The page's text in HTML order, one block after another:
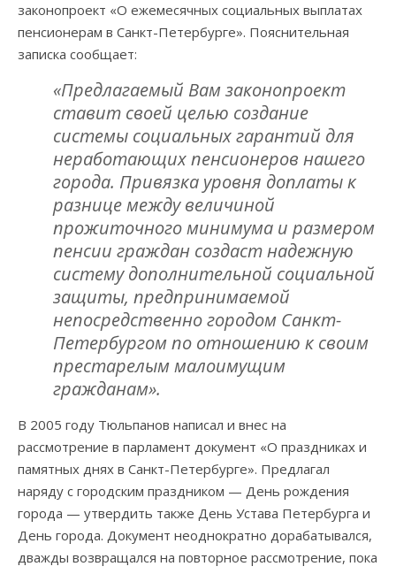
законопроект «О ежемесячных социальных выплатах
пенсионерам в Санкт-Петербурге». Пояснительная
записка сообщает:
«Предлагаемый Вам законопроект
ставит своей целью создание
системы социальных гарантий для
неработающих пенсионеров нашего
города. Привязка уровня доплаты к
разнице между величиной
прожиточного минимума и размером
пенсии граждан создаст надежную
систему дополнительной социальной
защиты, предпринимаемой
непосредственно городом Санкт-
Петербургом по отношению к своим
престарелым малоимущим
гражданам».
В 2005 году Тюльпанов написал и внес на
рассмотрение в парламент документ «О праздниках и
памятных днях в Санкт-Петербурге». Предлагал
наряду с городским праздником — День рождения
города — утвердить также День Устава Петербурга и
День города. Документ неоднократно дорабатывался,
дважды возвращался на повторное рассмотрение, пока